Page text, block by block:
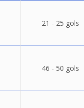
21 - 25 gols
46 - 50 gols